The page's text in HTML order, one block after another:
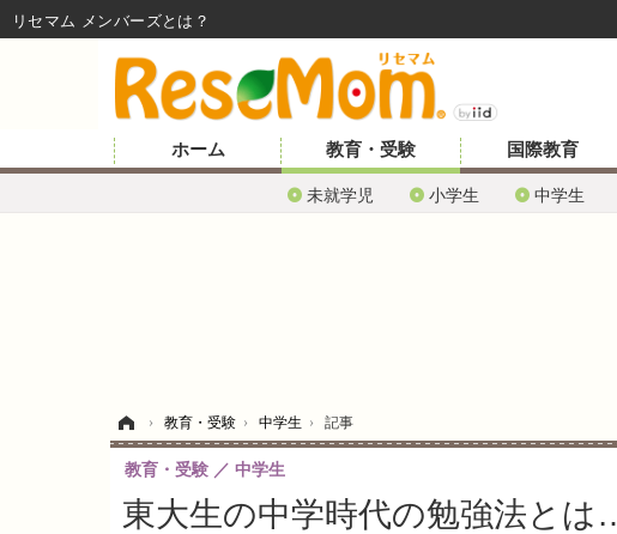
ホーム 教育・受験
未就学児 小学生 中学生
国際教育
› 教育・受験 › 中学生 › 記事
東大生の中学時代の勉強法と
教育・受験 中学生
リセマム メンバーズ